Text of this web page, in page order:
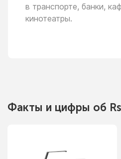
в транспорте, банки,
кинотеатры.
Факты и цифры об